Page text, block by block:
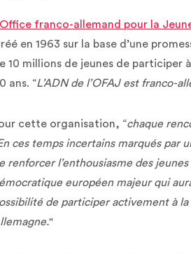
franco-allemand pour la
en 1963 sur la base d’une
10 millions de jeunes de participer
ans. “L’ADN de l’OFAJ est franco-
cette organisation, “chaque
ces temps incertains marqués par
renforcer l’enthousiasme des
européen majeur qui
de participer activement à la
"